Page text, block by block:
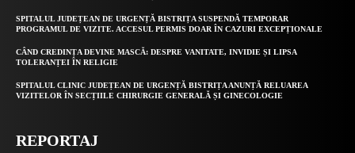
SPITALUL JUDEȚEAN DE URGENȚĂ BISTRIȚA SUSPENDĂ TEMPORAR
PROGRAMUL DE VIZITE. ACCESUL PERMIS DOAR ÎN CAZURI EXCEPȚIONALE
CÂND CREDINȚA DEVINE MASCĂ: DESPRE VANITATE, INVIDIE ȘI LIPSA
TOLERANȚEI ÎN RELIGIE
SPITALUL CLINIC JUDEȚEAN DE URGENȚĂ BISTRIȚA ANUNȚĂ RELUAREA
VIZITELOR ÎN SECȚIILE CHIRURGIE GENERALĂ ȘI GINECOLOGIE
REPORTAJ